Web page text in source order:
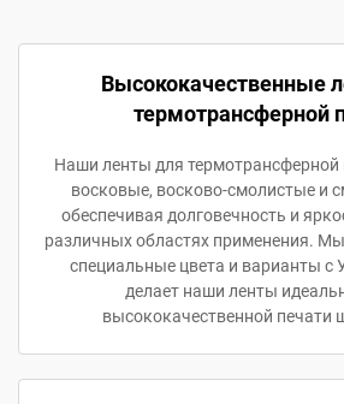
Высококачественные
термотрансферной
Наши ленты для
восковые, восково-смолистые и
обеспечивая долговечность и
различных областях применения.
специальные цвета и варианты с
делает наши ленты
высококачественной печати